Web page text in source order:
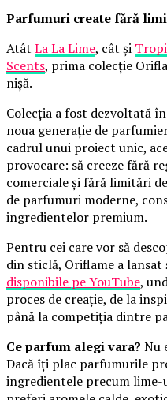
Parfumuri create fără
Atât La La Lime, cât și
Scents, prima colecție
nișă.
Colecția a fost dezvoltată
noua generație de
cadrul unui proiect unic,
provocare: să creeze fără
comerciale și fără limitări
de parfumuri moderne,
ingredientelor premium.
Pentru cei care vor să
din sticlă, Oriflame a lansat
disponibile pe YouTube,
proces de creație, de la
până la competiția dintre
Ce parfum alegi vara? Nu
Dacă îți plac parfumurile
ingredientele precum lime-